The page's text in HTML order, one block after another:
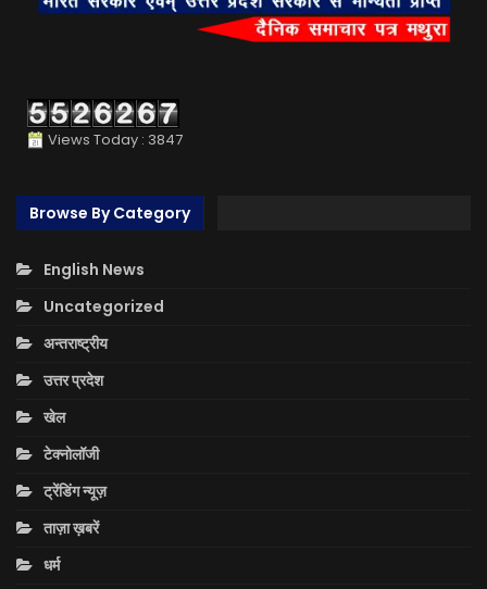
Views Today : 3847
Browse By Category
English News
Uncategorized
अन्तराष्ट्रीय
उत्तर प्रदेश
खेल
टेक्नोलॉजी
ट्रेंडिंग न्यूज़
ताज़ा ख़बरें
धर्म